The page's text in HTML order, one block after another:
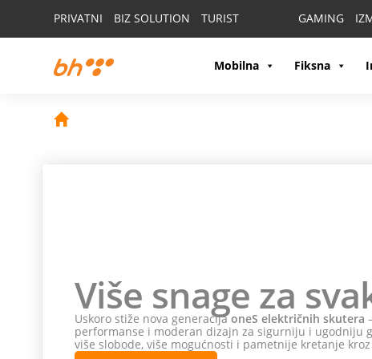
PRIVATNI BIZ SOLUTION TURIST GAMING
Mobilna Fiksna
Više snage za
Uskoro stiže nova generacijaoneS električnih skutera
performanse i moderan dizajn za sigurniju i ugodniju
više slobode, više mogućnosti i pametnije kretanje